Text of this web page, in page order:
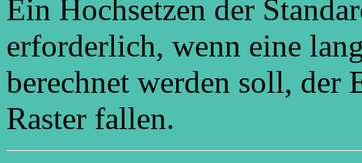
Ein Hochsetzen der
erforderlich, wenn eine
berechnet werden soll, der
Raster fallen.